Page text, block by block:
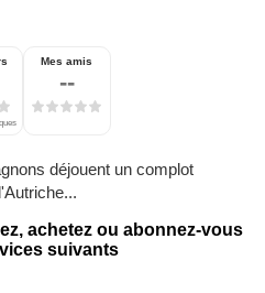
Mes amis
--
déjouent un complot
achetez ou abonnez-vous
suivants